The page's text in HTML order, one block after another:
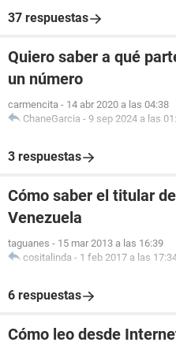
37 respuestas
Quiero saber a qué
un número
carmencita - 14 abr 2020 a las 04:38
ChaneGarcia - 9 sep 2024 a las
3 respuestas
Cómo saber el titular
Venezuela
taguanes - 15 mar 2013 a las 16:39
cositalinda - 1 feb 2017 a las
6 respuestas
Cómo leo desde